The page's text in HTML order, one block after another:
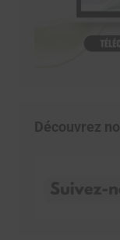
Découvrez